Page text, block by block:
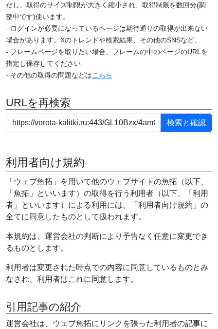
だし、取得のサイズ制限が大きく縮小され、取得制限を数回分(調
整中です)使います。
- ログインが必要になっているページは期待通りの取得が出来ない
場合があります。Xのトレンドや検索結果、その他のSNSなど。
- フレームページを取りたい場合、フレームの中のページのURLを
指定し保存してください
- その他の取得の問題などはこちら
URLを再検索
利用者向け規約
「ウェブ魚拓」を用いて他のウェブサイトの魚拓（以下、
「魚拓」といいます）の取得を行う利用者（以下、「利用
者」といいます）による利用には、「利用者向け規約」の
全てに同意したものとして扱われます。
本規約は、運営会社の判断により予告なく任意に変更でき
るものとします。
利用者は変更された時点での内容に同意しているものとみ
なされ、利用者はこれに同意します。
引用記事の紹介
運営会社は、ウェブ魚拓にリンクを張った利用者の記事に